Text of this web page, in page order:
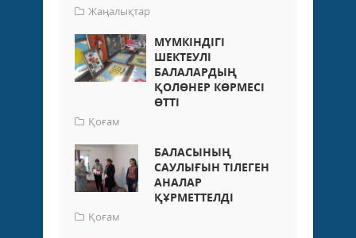
Жаңалықтар
МҮМКІНДІГІ
ШЕКТЕУЛІ
БАЛАЛАРДЫҢ
ҚОЛӨНЕР КӨРМЕСІ
ӨТТІ
Қоғам
БАЛАСЫНЫҢ
САУЛЫҒЫН ТІЛЕГЕН
АНАЛАР
ҚҰРМЕТТЕЛДІ
Қоғам